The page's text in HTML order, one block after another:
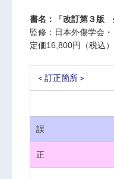
書名：「改訂第３版
監修：日本外傷学会
定価16,800円（税
＜訂正箇所＞
誤
正